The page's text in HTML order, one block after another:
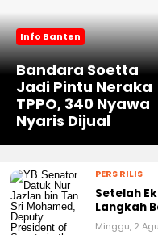
Info Banten
Bandara Soetta
Jadi Pintu Neraka
TPPO, 340 Nyawa
Nyaris Dijual
PERS RILIS
Setelah
Langkah
Minggu, 2